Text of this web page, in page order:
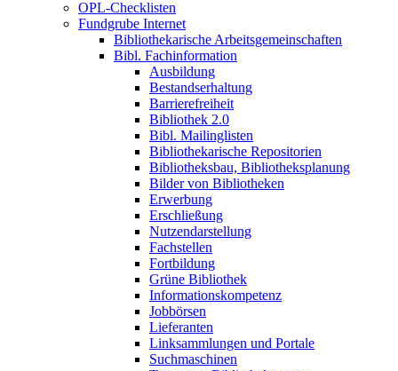
OPL-Checklisten
Fundgrube Internet
Bibliothekarische Arbeitsgemeinschaften
Bibl. Fachinformation
Ausbildung
Bestandserhaltung
Barrierefreiheit
Bibliothek 2.0
Bibl. Mailinglisten
Bibliothekarische Repositorien
Bibliotheksbau, Bibliotheksplanung
Bilder von Bibliotheken
Erwerbung
Erschließung
Nutzendarstellung
Fachstellen
Fortbildung
Grüne Bibliothek
Informationskompetenz
Jobbörsen
Lieferanten
Linksammlungen und Portale
Suchmaschinen